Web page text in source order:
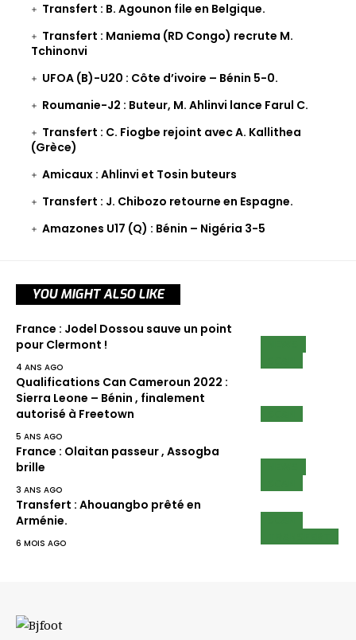
Transfert : B. Agounon file en Belgique.
Transfert : Maniema (RD Congo) recrute M.
Tchinonvi
UFOA (B)-U20 : Côte d’ivoire – Bénin 5-0.
Roumanie-J2 : Buteur, M. Ahlinvi lance Farul C.
Transfert : C. Fiogbe rejoint avec A. Kallithea
(Grèce)
Amicaux : Ahlinvi et Tosin buteurs
Transfert : J. Chibozo retourne en Espagne.
Amazones U17 (Q) : Bénin – Nigéria 3-5
YOU MIGHT ALSO LIKE
France : Jodel Dossou sauve un point
pour Clermont !
4 ANS AGO
Qualifications Can Cameroun 2022 :
Sierra Leone – Bénin , finalement
autorisé à Freetown
5 ANS AGO
France : Olaitan passeur , Assogba
brille
3 ANS AGO
Transfert : Ahouangbo prêté en
Arménie.
6 MOIS AGO